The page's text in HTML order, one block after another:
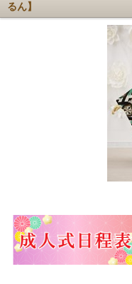
るん】